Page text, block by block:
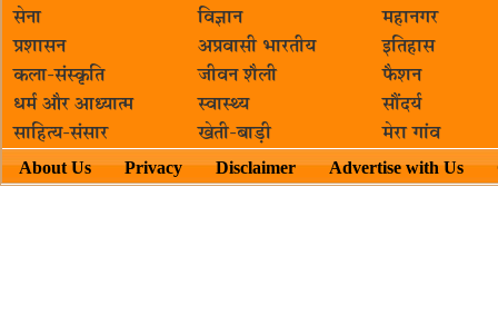
सेना
विज्ञान
महानगर
प्रशासन
अप्रवासी भारतीय
इतिहास
कला-संस्कृति
जीवन शैली
फैशन
धर्म और आध्यात्म
स्वास्थ्य
सौंदर्य
साहित्य-संसार
खेती-बाड़ी मेरा गांव
About Us Privacy Disclaimer Advertise with Us